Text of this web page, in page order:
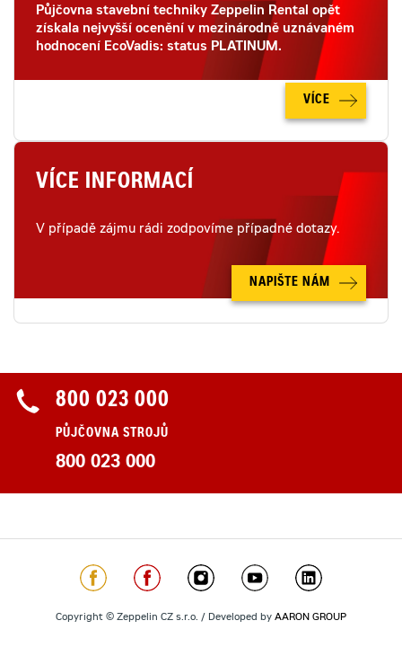
Půjčovna stavební techniky Zeppelin Rental opět
získala nejvyšší ocenění v mezinárodně uznávaném
hodnocení EcoVadis: status PLATINUM.
VÍCE
VÍCE INFORMACÍ
V případě zájmu rádi zodpovíme případné dotazy.
NAPIŠTE NÁM
800 023 000
PŮJČOVNA STROJŮ
800 023 000
Copyright © Zeppelin CZ s.r.o. / Developed by AARON GROUP